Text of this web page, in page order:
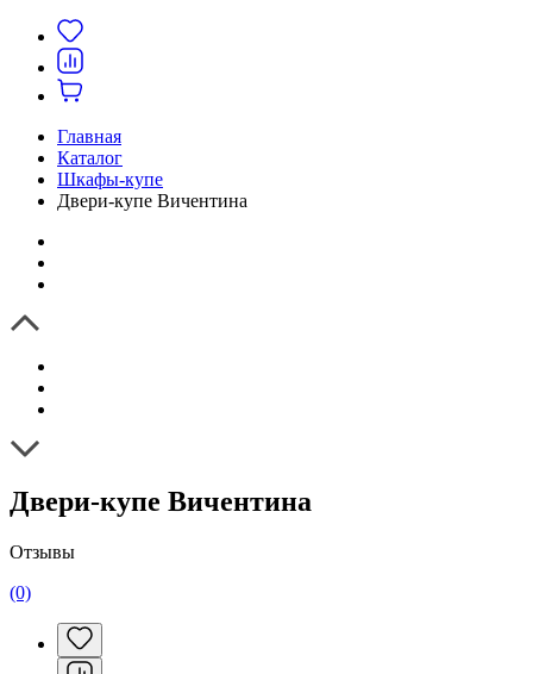
Главная
Каталог
Шкафы-купе
Двери-купе Вичентина
Двери-купе Вичентина
Отзывы
(0)